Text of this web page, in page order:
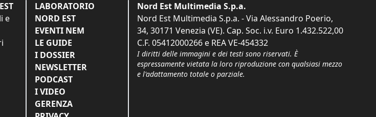
e
LABORATORIO
NORD EST
EVENTI NEM
LE GUIDE
I DOSSIER
NEWSLETTER
PODCAST
I VIDEO
GERENZA
Nord Est Multimedia S.p.a.
Nord Est Multimedia S.p.a. - Via Alessandro Poerio,
34, 30171 Venezia (VE). Cap. Soc. i.v. Euro 1.432.522,00
C.F. 05412000266 e REA VE-454332
I diritti delle immagini e dei testi sono riservati. È
espressamente vietata la loro riproduzione con qualsiasi mezzo
e l'adattamento totale o parziale.